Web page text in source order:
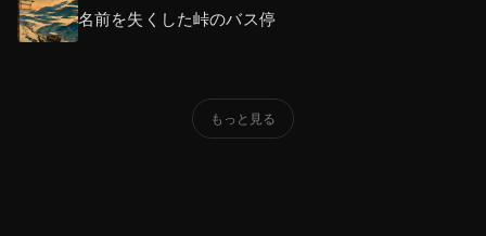
名前を失くした峠のバス停
もっと見る